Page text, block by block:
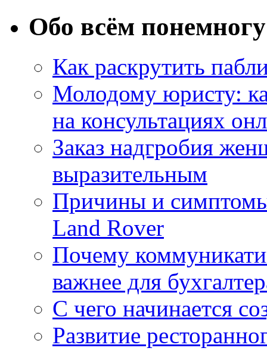
Обо всём понемногу
Как раскрутить
Молодому юристу:
на консультациях
Заказ надгробия
выразительным
Причины и
Land Rover
Почему
важнее для
С чего начинается
Развитие